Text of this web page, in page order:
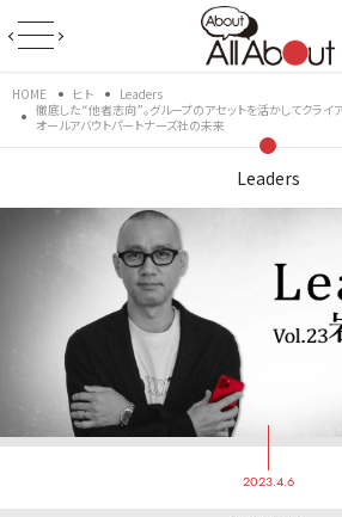
HOME ヒト
Leaders
徹底した“他者志向”。グループのアセットを活かしてクライ
オールアバウトパートナーズ社の未来
Leaders
2023.4.6